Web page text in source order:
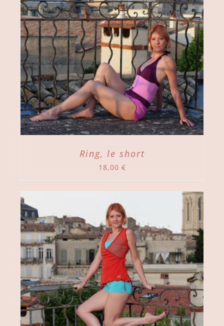
Ring, le short
18,00 €